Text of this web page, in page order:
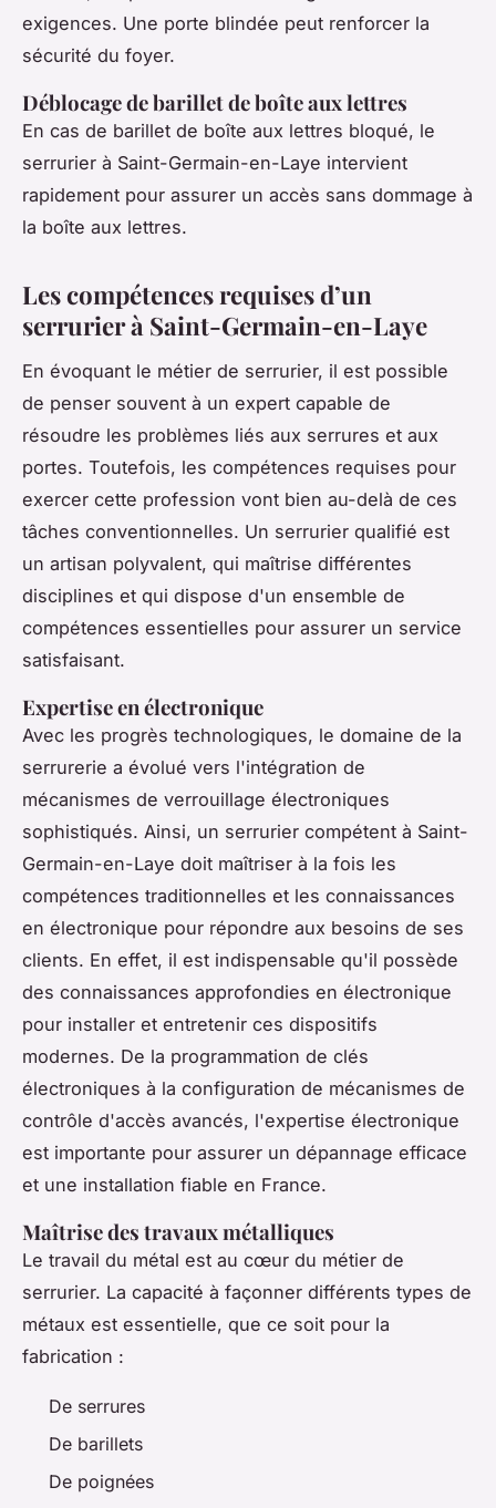
exigences. Une porte blindée peut renforcer la
sécurité du foyer.
Déblocage de barillet de boîte aux lettres
En cas de barillet de boîte aux lettres bloqué, le
serrurier à Saint-Germain-en-Laye intervient
rapidement pour assurer un accès sans dommage à
la boîte aux lettres.
Les compétences requises d’un
serrurier à Saint-Germain-en-Laye
En évoquant le métier de serrurier, il est possible
de penser souvent à un expert capable de
résoudre les problèmes liés aux serrures et aux
portes. Toutefois, les compétences requises pour
exercer cette profession vont bien au-delà de ces
tâches conventionnelles. Un serrurier qualifié est
un artisan polyvalent, qui maîtrise différentes
disciplines et qui dispose d'un ensemble de
compétences essentielles pour assurer un service
satisfaisant.
Expertise en électronique
Avec les progrès technologiques, le domaine de la
serrurerie a évolué vers l'intégration de
mécanismes de verrouillage électroniques
sophistiqués. Ainsi, un serrurier compétent à Saint-
Germain-en-Laye doit maîtriser à la fois les
compétences traditionnelles et les connaissances
en électronique pour répondre aux besoins de ses
clients. En effet, il est indispensable qu'il possède
des connaissances approfondies en électronique
pour installer et entretenir ces dispositifs
modernes. De la programmation de clés
électroniques à la configuration de mécanismes de
contrôle d'accès avancés, l'expertise électronique
est importante pour assurer un dépannage efficace
et une installation fiable en France.
Maîtrise des travaux métalliques
Le travail du métal est au cœur du métier de
serrurier. La capacité à façonner différents types de
métaux est essentielle, que ce soit pour la
fabrication :
De serrures
De barillets
De poignées